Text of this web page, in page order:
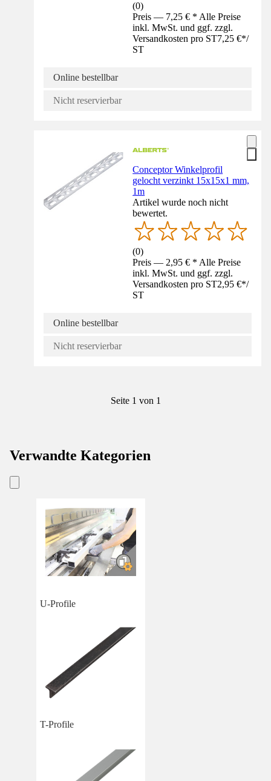
(0)
Preis — 7,25 € * Alle Preise
inkl. MwSt. und ggf. zzgl.
Versandkosten pro ST7,25 €*/
ST
Online bestellbar
Nicht reservierbar
Conceptor Winkelprofil
gelocht verzinkt 15x15x1 mm,
1m
Artikel wurde noch nicht
bewertet.
(0)
Preis — 2,95 € * Alle Preise
inkl. MwSt. und ggf. zzgl.
Versandkosten pro ST2,95 €*/
ST
Online bestellbar
Nicht reservierbar
Seite 1 von 1
Verwandte Kategorien
U-Profile
T-Profile